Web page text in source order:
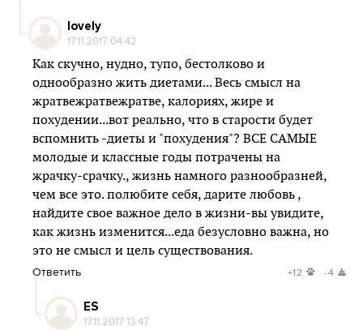
lovely
17.11.2017 04:42
Как скучно, нудно, тупо, бестолково и
однообразно жить диетами... Весь смысл на
жратвежратвежратве, калориях, жире и
похудении...вот реально, что в старости будет
вспомнить -диеты и "похудения"? ВСЕ САМЫЕ
молодые и классные годы потрачены на
жрачку-срачку., жизнь намного разнообразней,
чем все это. полюбите себя, дарите любовь ,
найдите свое важное дело в жизни-вы увидите,
как жизнь изменится...еда безусловно важна, но
это не смысл и цель существования.
Ответить +12 -4
ES
17.11.2017 13:47